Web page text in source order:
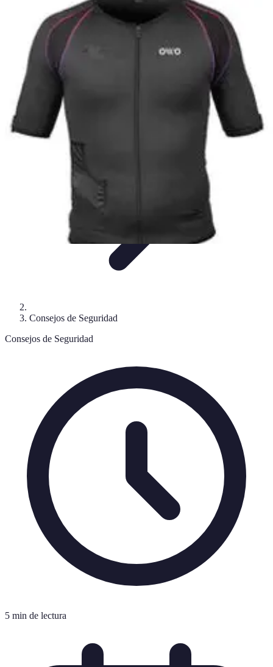
Urgencia Alarma
Consejos y Mantenimiento
Guías y Tutoriales
Consejos de
Seguridad
Guía de Compra Guías de Compra
Urgencia Alarma
Consejos de Seguridad
Consejos de Seguridad
5 min de lectura